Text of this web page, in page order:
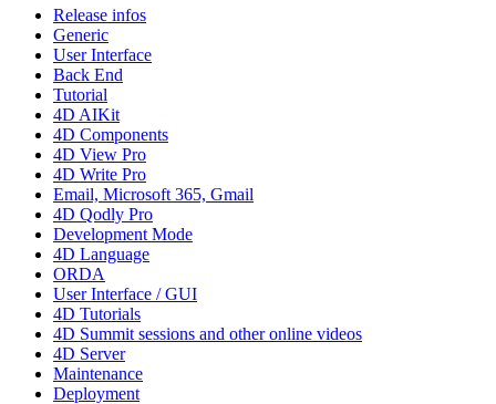
Release infos
Generic
User Interface
Back End
Tutorial
4D AIKit
4D Components
4D View Pro
4D Write Pro
Email, Microsoft 365, Gmail
4D Qodly Pro
Development Mode
4D Language
ORDA
User Interface / GUI
4D Tutorials
4D Summit sessions and other online videos
4D Server
Maintenance
Deployment